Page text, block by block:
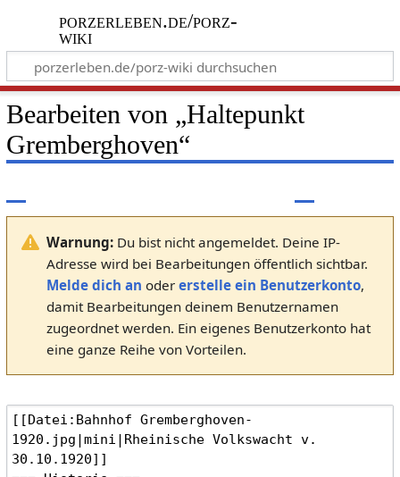
porzerleben.de/porz-
wiki
Bearbeiten von „Haltepunkt
Gremberghoven“
Warnung:Du bist nicht angemeldet. Deine IP-
Adresse wird bei Bearbeitungen öffentlich sichtbar.
Melde dich an oder erstelle ein Benutzerkonto,
damit Bearbeitungen deinem Benutzernamen
zugeordnet werden. Ein eigenes Benutzerkonto hat
eine ganze Reihe von Vorteilen.